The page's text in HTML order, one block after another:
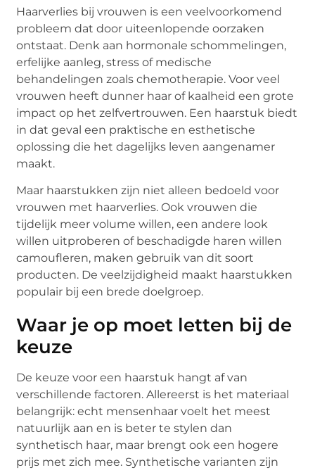
Haarverlies bij vrouwen is een veelvoorkomend
probleem dat door uiteenlopende oorzaken
ontstaat. Denk aan hormonale schommelingen,
erfelijke aanleg, stress of medische
behandelingen zoals chemotherapie. Voor veel
vrouwen heeft dunner haar of kaalheid een grote
impact op het zelfvertrouwen. Een haarstuk biedt
in dat geval een praktische en esthetische
oplossing die het dagelijks leven aangenamer
maakt.
Maar haarstukken zijn niet alleen bedoeld voor
vrouwen met haarverlies. Ook vrouwen die
tijdelijk meer volume willen, een andere look
willen uitproberen of beschadigde haren willen
camoufleren, maken gebruik van dit soort
producten. De veelzijdigheid maakt haarstukken
populair bij een brede doelgroep.
Waar je op moet letten bij de
keuze
De keuze voor een haarstuk hangt af van
verschillende factoren. Allereerst is het materiaal
belangrijk: echt mensenhaar voelt het meest
natuurlijk aan en is beter te stylen dan
synthetisch haar, maar brengt ook een hogere
prijs met zich mee. Synthetische varianten zijn